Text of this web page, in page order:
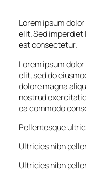
Lorem ipsum
elit. Sed imperdiet
est consectetur.
Lorem ipsum
elit, sed do
dolore magna
nostrud
ea commodo
Pellentesque
Ultricies nibh
Ultricies nibh